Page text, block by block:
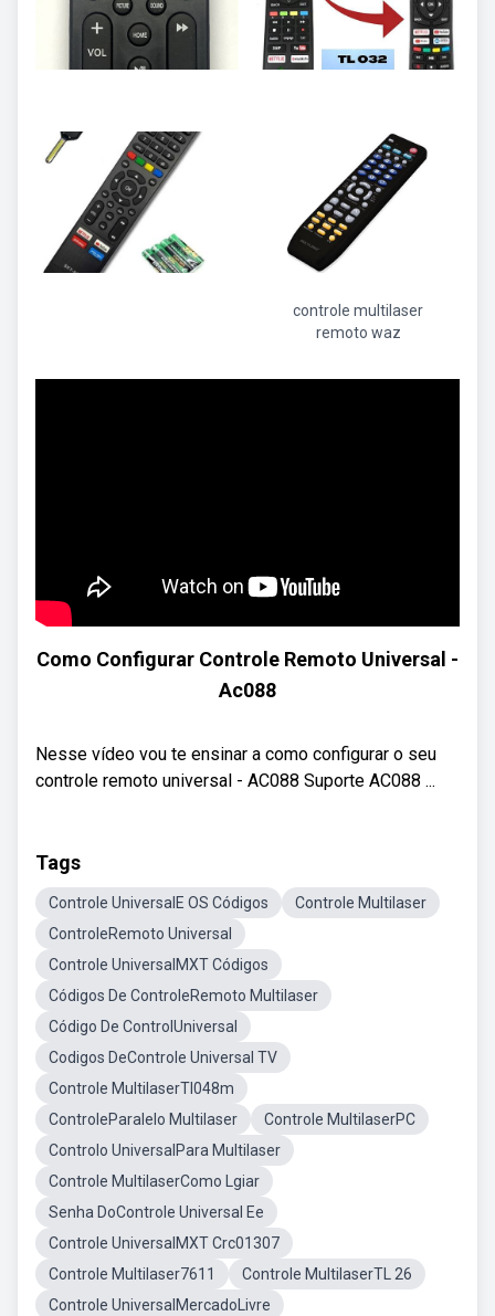
controle multilaser
remoto waz
Como Configurar Controle Remoto Universal -
Ac088
Nesse vídeo vou te ensinar a como configurar o seu
controle remoto universal - AC088 Suporte AC088 ...
Tags
Controle UniversalE OS Códigos
Controle Multilaser
ControleRemoto Universal
Controle UniversalMXT Códigos
Códigos De ControleRemoto Multilaser
Código De ControlUniversal
Codigos DeControle Universal TV
Controle MultilaserTl048m
ControleParalelo Multilaser
Controle MultilaserPC
Controlo UniversalPara Multilaser
Controle MultilaserComo Lgiar
Senha DoControle Universal Ee
Controle UniversalMXT Crc01307
Controle Multilaser7611
Controle MultilaserTL 26
Controle UniversalMercadoLivre